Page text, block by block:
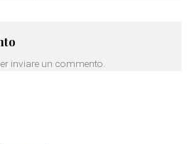
inviare un commento.